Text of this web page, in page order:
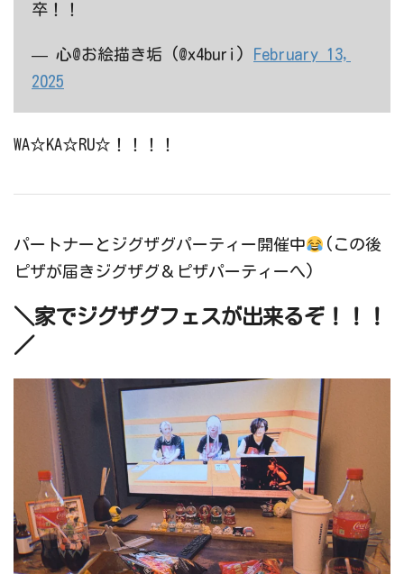
卒！！
— 心@お絵描き垢 (@x4buri) February 13,
2025
WA☆KA☆RU☆！！！！
パートナーとジグザグパーティー開催中
(この後
ピザが届きジグザグ＆ピザパーティーへ)
＼家でジグザグフェスが出来るぞ！！！
／